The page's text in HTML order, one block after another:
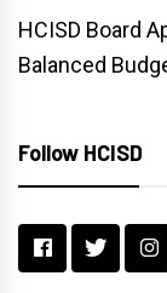
HCISD Board
Balanced
Follow HCISD